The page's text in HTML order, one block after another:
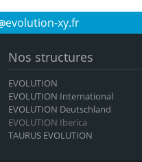
evolution-xy.fr
Nos structures
EVOLUTION
EVOLUTION International
EVOLUTION Deutschland
EVOLUTION Iberica
TAURUS EVOLUTION